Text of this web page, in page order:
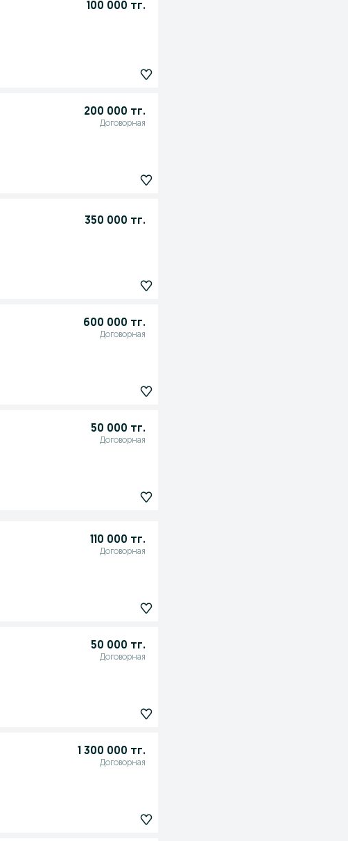
100 000 тг.
200 000 тг.
Договорная
350 000 тг.
600 000 тг.
Договорная
50 000 тг.
Договорная
110 000 тг.
Договорная
50 000 тг.
Договорная
1 300 000 тг.
Договорная